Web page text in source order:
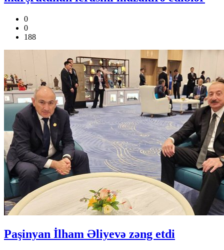
0
0
188
Paşinyan İlham Əliyevə zəng etdi